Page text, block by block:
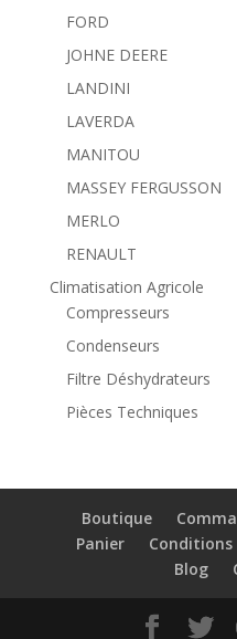
FORD
JOHNE DEERE
LANDINI
LAVERDA
MANITOU
MASSEY FERGUSSON
MERLO
RENAULT
Climatisation Agricole
Compresseurs
Condenseurs
Filtre Déshydrateurs
Pièces Techniques
Boutique
Panier
Conditions
Blog